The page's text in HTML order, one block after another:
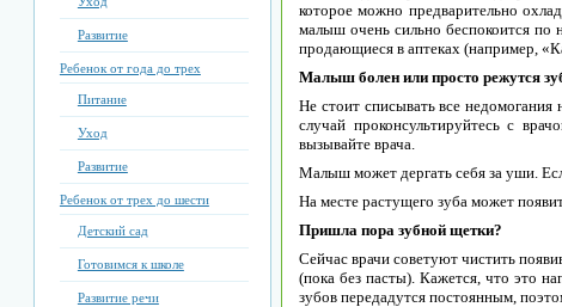
Развитие
Ребенок от года до трех
Питание
Уход
Развитие
Ребенок от трех до шести
Детский сад
Готовимся к школе
Развитие речи
которое можно предварительно
малыш очень сильно беспокоится по
продающиеся в аптеках (например,
Малыш болен или просто режутся
Не стоит списывать все
случай проконсультируйтесь с
вызывайте врача.
Малыш может дергать себя за уши.
На месте растущего зуба может
Пришла пора зубной щетки?
Сейчас врачи советуют чистить
(пока без пасты). Кажется, что это
зубов передадутся постоянным,